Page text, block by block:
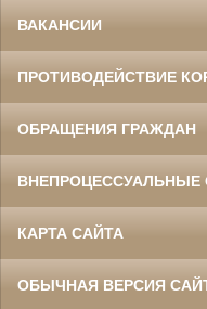
ВАКАНСИИ
ПРОТИВОДЕЙСТВИЕ
ОБРАЩЕНИЯ ГРАЖДАН
ВНЕПРОЦЕССУАЛЬНЫЕ
КАРТА САЙТА
ОБЫЧНАЯ ВЕРСИЯ